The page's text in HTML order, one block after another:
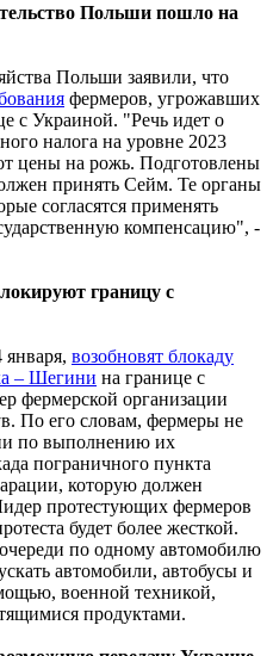
Польши пошло на
Польши заявили, что
фермеров, угрожавших
с Украиной. "Речь идет о
налога на уровне 2023
цены на рожь. Подготовлены
принять Сейм. Те органы
согласятся применять
компенсацию", -
границу с
возобновят блокаду
– Шегини на границе с
фермерской организации
По его словам, фермеры не
по выполнению их
пограничного пункта
которую должен
протестующих фермеров
будет более жесткой.
по одному автомобилю
автомобили, автобусы и
военной техникой,
продуктами.